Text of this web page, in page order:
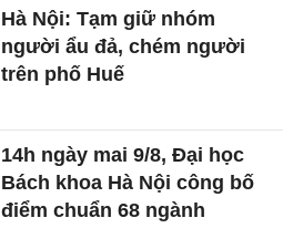
Hà Nội: Tạm giữ nhóm
người ẩu đả, chém người
trên phố Huế
14h ngày mai 9/8, Đại học
Bách khoa Hà Nội công bố
điểm chuẩn 68 ngành